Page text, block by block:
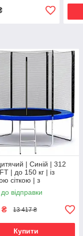
| Синій | 312
| до 150 кг | із
сіткою | з
| SKYJUMP | для
та активного
відправки
₴ 13 417 ₴
Купити